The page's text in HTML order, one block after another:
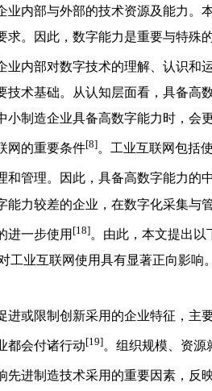
业内部与外部的技术资源及能力。
求。因此，数字能力是重要与特殊
业内部对数字技术的理解、认识和
技术基础。从认知层面看，具备高
小制造企业具备高数字能力时，会
网的重要条件[8]。工业互联网包括
和管理。因此，具备高数字能力的
能力较差的企业，在数字化采集与
进一步使用 [18]。由此，本文提出以
工业互联网使用具有显著正向影响
进或限制创新采用的企业特征，主
都会付诸行动[19]。组织规模、资源
先进制造技术采用的重要因素，反